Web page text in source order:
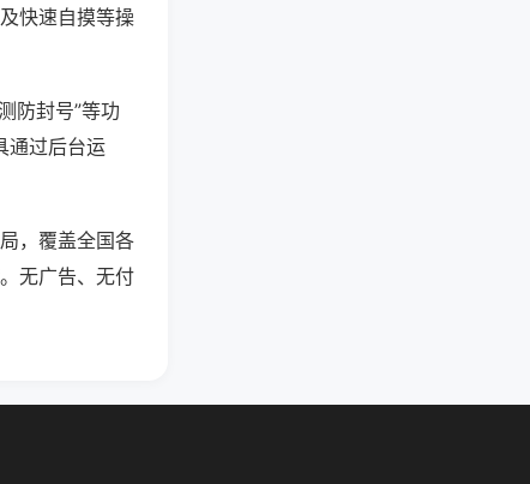
快速自摸等操
防封号”等功
通过后台运
，覆盖全国各
无广告、无付